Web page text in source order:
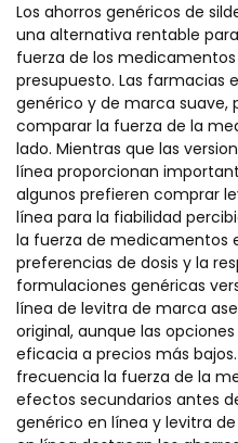
Los ahorros genéricos de
una alternativa rentable
fuerza de los
presupuesto. Las farmacias
genérico y de marca suave,
comparar la fuerza de la
lado. Mientras que las
línea proporcionan
algunos prefieren comprar
línea para la fiabilidad
la fuerza de medicamentos
preferencias de dosis y la
formulaciones genéricas
línea de levitra de marca
original, aunque las
eficacia a precios más
frecuencia la fuerza de la
efectos secundarios antes
genérico en línea y levitra